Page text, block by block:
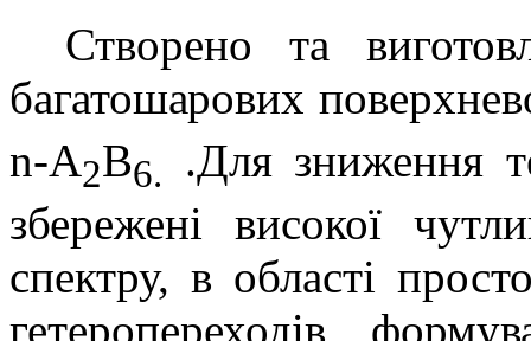
Створено та
багатошарових
n-А2В6.
.Для зниження
збережені високої
спектру, в області
гетеропереходів